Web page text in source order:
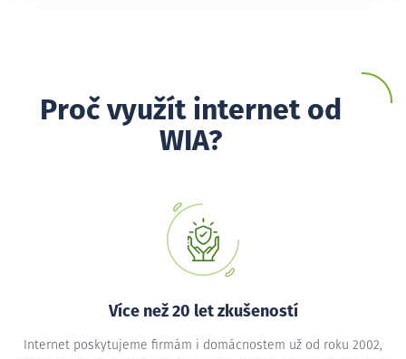
Proč využít internet od
WIA?
Více než 20 let zkušeností
Internet poskytujeme firmám i domácnostem už od roku 2002,